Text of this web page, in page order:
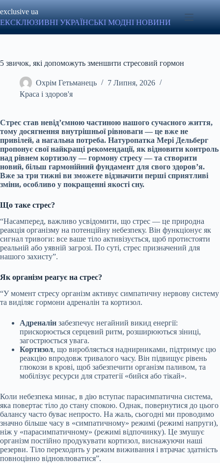
до
вмісту
exclusive ua
ЕКСКЛЮЗИВНІ УКРАЇНСЬКІ МОДНІ НОВИНИ
5 звичок, які допоможуть зменшити стресовий гормон
Охрім Гетьманець
7 Липня, 2026
Краса і здоров'я
Стрес став невід’ємною частиною нашого сучасного життя,
тому досягнення внутрішньої рівноваги — це вже не
привілей, а нагальна потреба. Натуропатка Мері Дельберг
пропонує свої найкращі рекомендації, як відновити контроль
над рівнем кортизолу — гормону стресу — та створити
новий, більш гармонійний фундамент для свого здоров’я.
Вже за три тижні ви зможете відзначити перші сприятливі
зміни, особливо у покращенні якості сну.
Що таке стрес?
“Насамперед, важливо усвідомити, що стрес — це природна
реакція організму на потенційну небезпеку. Він функціонує як
сигнал тривоги: все ваше тіло активізується, щоб протистояти
реальній або уявній загрозі. По суті, стрес призначений для
нашого захисту”.
Як організм реагує на стрес?
“У момент стресу організм активує симпатичну нервову систему
та виділяє гормони адреналін та кортизол.
Адреналін забезпечує негайний викид енергії:
прискорюється серцевий ритм, розширюються зіниці,
загострюється увага.
Кортизол, що виробляється наднирниками, підтримує цю
реакцію впродовж тривалого часу. Він підвищує рівень
глюкози в крові, щоб забезпечити організм паливом, та
мобілізує ресурси для стратегії «бийся або тікай».
Коли небезпека минає, в дію вступає парасимпатична система,
яка повертає тіло до стану спокою. Однак, повернутися до цього
балансу часто буває непросто. На жаль, сьогодні ми проводимо
значно більше часу в «симпатичному» режимі (режимі напруги),
ніж у «парасимпатичному» (режимі відпочинку). Це змушує
організм постійно продукувати кортизол, виснажуючи наші
резерви. Тіло переходить у режим виживання і втрачає здатність
повноцінно відновлюватися”.